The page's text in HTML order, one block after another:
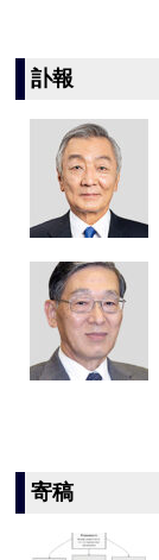
訃報
寄稿